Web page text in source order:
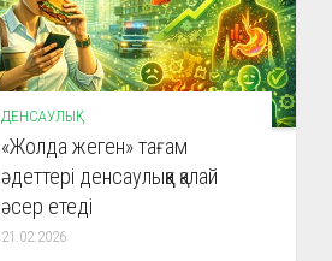
ДЕНСАУЛЫҚ
«Жолда жеген» тағам
әдеттері денсаулыққа қалай
әсер етеді
21.02.2026